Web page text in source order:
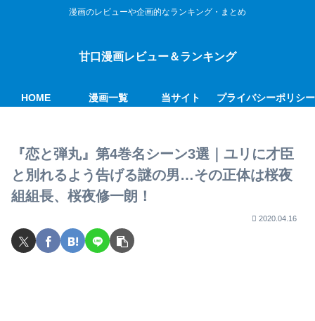
漫画のレビューや企画的なランキング・まとめ
甘口漫画レビュー＆ランキング
HOME 漫画一覧 当サイト プライバシーポリシー
『恋と弾丸』第4巻名シーン3選｜ユリに才臣
と別れるよう告げる謎の男…その正体は桜夜
組組長、桜夜修一朗！
2020.04.16